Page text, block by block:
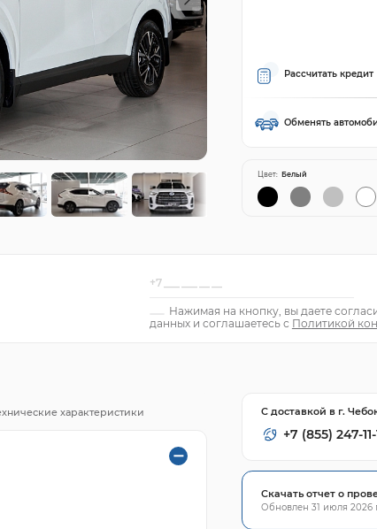
Рассчитать кредит
Обменять
Цвет: Белый
Нажимая на кнопку, вы даете
данных и соглашаетесь с Политикой
характеристики С доставкой в г.
+7 (855) 247-11-
Скачать отчет о
Обновлен 31 июля 2026